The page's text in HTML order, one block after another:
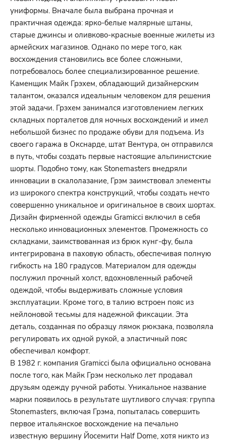
униформы. Вначале была выбрана прочная и
практичная одежда: ярко-белые малярные штаны,
старые джинсы и оливково-красные военные жилеты из
армейских магазинов. Однако по мере того, как
восхождения становились все более сложными,
потребовалось более специализированное решение.
Каменщик Майк Грэхем, обладающий дизайнерским
талантом, оказался идеальным человеком для решения
этой задачи. Грэхем занимался изготовлением легких
складных порталетов для ночных восхождений и имел
небольшой бизнес по продаже обуви для подъема. Из
своего гаража в Окснарде, штат Вентура, он отправился
в путь, чтобы создать первые настоящие альпинистские
шорты. Подобно тому, как Stonemasters внедряли
инновации в скалолазание, Грэм заимствовал элементы
из широкого спектра конструкций, чтобы создать нечто
совершенно уникальное и оригинальное в своих шортах.
Дизайн фирменной одежды Gramicci включил в себя
несколько инновационных элементов. Промежность со
складками, заимствованная из брюк кунг-фу, была
интегрирована в паховую область, обеспечивая полную
гибкость на 180 градусов. Материалом для одежды
послужил прочный холст, вдохновленный рабочей
одеждой, чтобы выдерживать сложные условия
эксплуатации. Кроме того, в талию встроен пояс из
нейлоновой тесьмы для надежной фиксации. Эта
деталь, созданная по образцу лямок рюкзака, позволяла
регулировать их одной рукой, а эластичный пояс
обеспечивал комфорт.
В 1982 г. компания Gramicci была официально основана
после того, как Майк Грэм несколько лет продавал
друзьям одежду ручной работы. Уникальное название
марки появилось в результате шутливого случая: группа
Stonemasters, включая Грэма, попыталась совершить
первое итальянское восхождение на печально
известную вершину Йосемити Half Dome, хотя никто из